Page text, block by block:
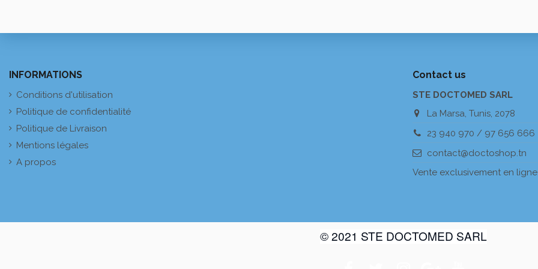
INFORMATIONS
Conditions d'utilisation
Politique de confidentialité
Politique de Livraison
Mentions légales
A propos
Contact us
STE DOCTOMED SARL
La Marsa, Tunis, 2078
23 940 970 / 97 656 666
contact@doctoshop.tn
Vente exclusivement en
© 2021 STE DOCTOMED SARL